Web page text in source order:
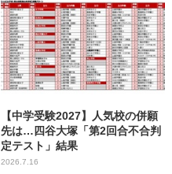
【中学受験2027】人気校の併願
先は…四谷大塚「第2回合不合判
定テスト」結果
2026.7.16